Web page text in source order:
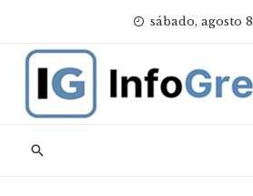
content
sábado, agosto 8